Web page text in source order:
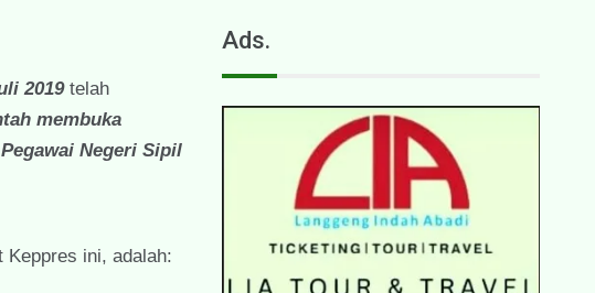
2019telah
membuka
Negeri Sipil
Keppres ini, adalah:
Ads.